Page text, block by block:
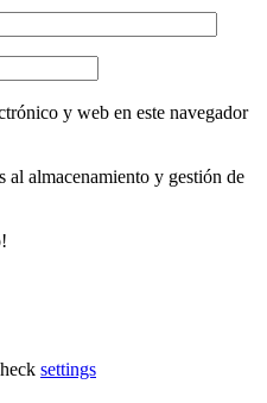
y web en este navegador
al almacenamiento y gestión de
settings